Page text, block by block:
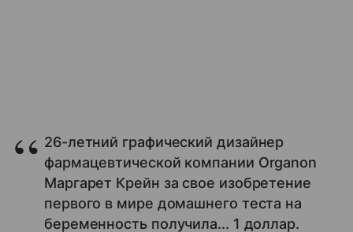
26-летний графический дизайнер
фармацевтической компании Organon
Маргарет Крейн за свое изобретение
первого в мире домашнего теста на
беременность получила... 1 доллар.